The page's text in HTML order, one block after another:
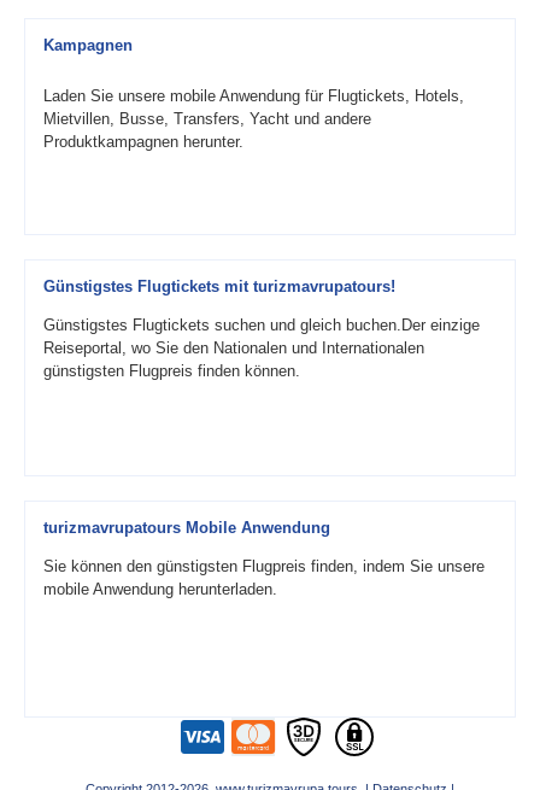
Kampagnen
Laden Sie unsere mobile Anwendung für Flugtickets, Hotels,
Mietvillen, Busse, Transfers, Yacht und andere
Produktkampagnen herunter.
Günstigstes Flugtickets mit turizmavrupatours!
Günstigstes Flugtickets suchen und gleich buchen.Der einzige
Reiseportal, wo Sie den Nationalen und Internationalen
günstigsten Flugpreis finden können.
turizmavrupatours Mobile Anwendung
Sie können den günstigsten Flugpreis finden, indem Sie unsere
mobile Anwendung herunterladen.